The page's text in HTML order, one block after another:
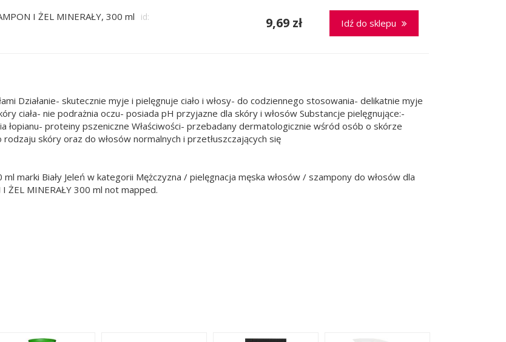
I ŻEL MINERAŁY, 300 ml
id:
9,69 zł Idź do sklepu
Działanie- skutecznie myje i pielęgnuje ciało i włosy- do codziennego stosowania- delikatnie myje
ciała- nie podrażnia oczu- posiada pH przyjazne dla skóry i włosów Substancje pielęgnujące:-
łopianu- proteiny pszeniczne Właściwości- przebadany dermatologicznie wśród osób o skórze
skóry oraz do włosów normalnych i przetłuszczających się
ml marki Biały Jeleń w kategorii Mężczyzna / pielęgnacja męska włosów / szampony do włosów dla
I ŻEL MINERAŁY 300 ml not mapped.